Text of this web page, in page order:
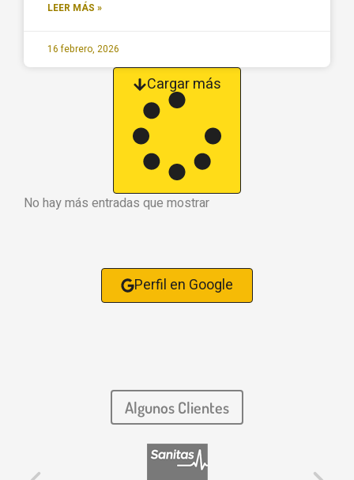
LEER MÁS »
16 febrero, 2026
Cargar más
No hay más entradas que mostrar
Perfil en Google
Algunos Clientes